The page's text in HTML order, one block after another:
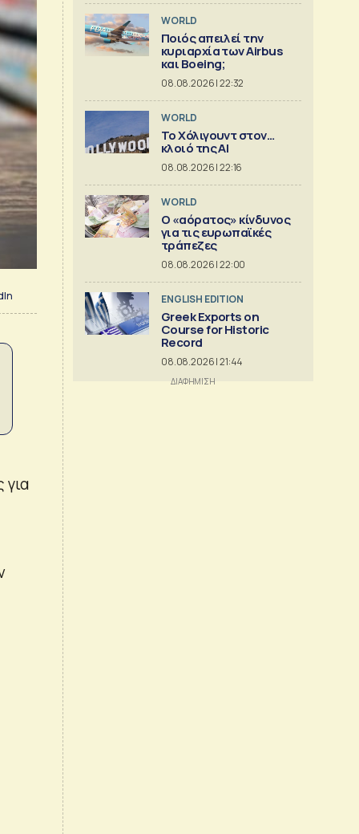
για
WORLD
Ποιός απειλεί την
κυριαρχία των Airbus
και Boeing;
08.08.2026 | 22:32
WORLD
Το Χόλιγουντ στον…
κλοιό της AI
08.08.2026 | 22:16
WORLD
Ο «αόρατος» κίνδυνος
για τις ευρωπαϊκές
τράπεζες
08.08.2026 | 22:00
ENGLISH EDITION
Greek Exports on
Course for Historic
Record
08.08.2026 | 21:44